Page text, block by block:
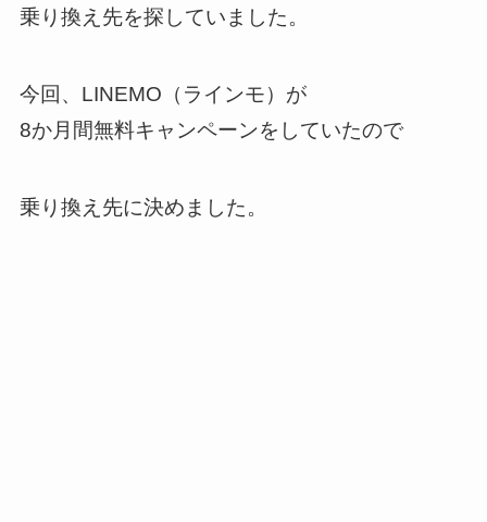
乗り換え先を探していました。
今回、LINEMO（ラインモ）が
8か月間無料キャンペーンをしていたので
乗り換え先に決めました。